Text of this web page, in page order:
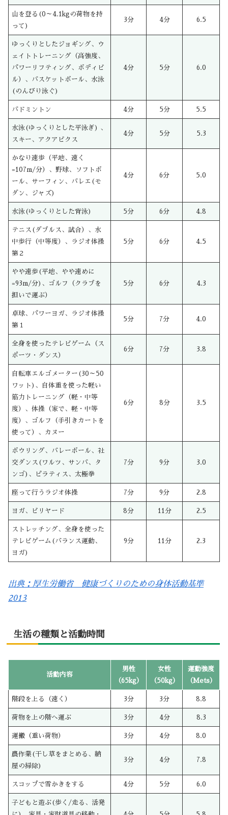
山を登る(0～4.1kgの荷物を持
って)
3分 4分 6.5
ゆっくりとしたジョギング、ウ
ェイトトレーニング（高強度、
パワーリフティング、ボディビ
ル）、バスケットボール、水泳
(のんびり泳ぐ)
4分 5分 6.0
バドミントン 4分 5分 5.5
水泳(ゆっくりとした平泳ぎ) 、
スキー、アクアビクス
4分 5分 5.3
かなり速歩（平地、速く
=107m/分）、野球、ソフトボ
ール、サーフィン、バレエ(モ
ダン、ジャズ)
4分 6分 5.0
水泳(ゆっくりとした背泳) 5分 6分 4.8
テニス(ダブルス、試合）、水
中歩行（中等度）、ラジオ体操
第２
5分 6分 4.5
やや速歩(平地、やや速めに
=93m/分)、ゴルフ（クラブを
担いで運ぶ）
5分 6分 4.3
卓球、パワーヨガ、ラジオ体操
第１
5分 7分 4.0
全身を使ったテレビゲーム（ス
ポーツ・ダンス）
6分 7分 3.8
自転車エルゴメーター(30～50
ワット)、自体重を使った軽い
筋力トレーニング（軽・中等
度）、体操（家で、軽・中等
度）、ゴルフ（手引きカートを
使って）、カヌー
6分 8分 3.5
ボウリング、バレーボール、社
交ダンス(ワルツ、サンバ、タ
ンゴ)、ピラティス、太極拳
7分 9分 3.0
座って行うラジオ体操 7分 9分 2.8
ヨガ、ビリヤード 8分 11分 2.5
ストレッチング、全身を使った
テレビゲーム(バランス運動、
ヨガ)
9分 11分 2.3
出典：厚生労働省 健康づくりのための身体活動基準
2013
生活の種類と活動時間
活動内容
男性
（65kg）
女性
（50kg）
運動強度
（Mets）
階段を上る（速く） 3分 3分 8.8
荷物を上の階へ運ぶ 3分 4分 8.3
運搬（重い荷物） 3分 4分 8.0
農作業(干し草をまとめる、納
屋の掃除)
3分 4分 7.8
スコップで雪かきをする 4分 5分 6.0
子どもと遊ぶ(歩く/走る、活発